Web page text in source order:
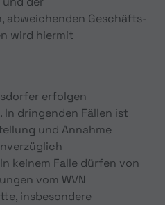
abweichenden Geschäfts-
wird hiermit
erfolgen
dringenden Fällen ist
und Annahme
keinem Falle dürfen von
vom WVN
insbesondere